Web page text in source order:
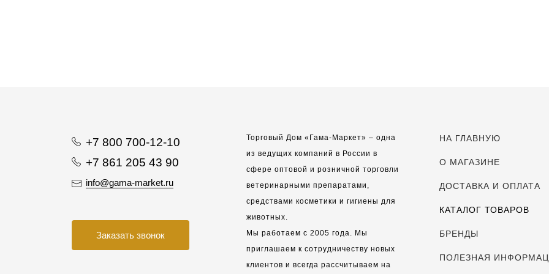
+7 800 700-12-10
+7 861 205 43 90
info@gama-market.ru
Заказать звонок
Торговый Дом «Гама-Маркет» – одна
из ведущих компаний в России в
сфере оптовой и розничной торговли
ветеринарными препаратами,
средствами косметики и гигиены для
животных.
Мы работаем с 2005 года. Мы
приглашаем к сотрудничеству новых
клиентов и всегда рассчитываем на
НА ГЛАВНУЮ
О МАГАЗИНЕ
ДОСТАВКА И ОПЛАТА
КАТАЛОГ ТОВАРОВ
БРЕНДЫ
ПОЛЕЗНАЯ